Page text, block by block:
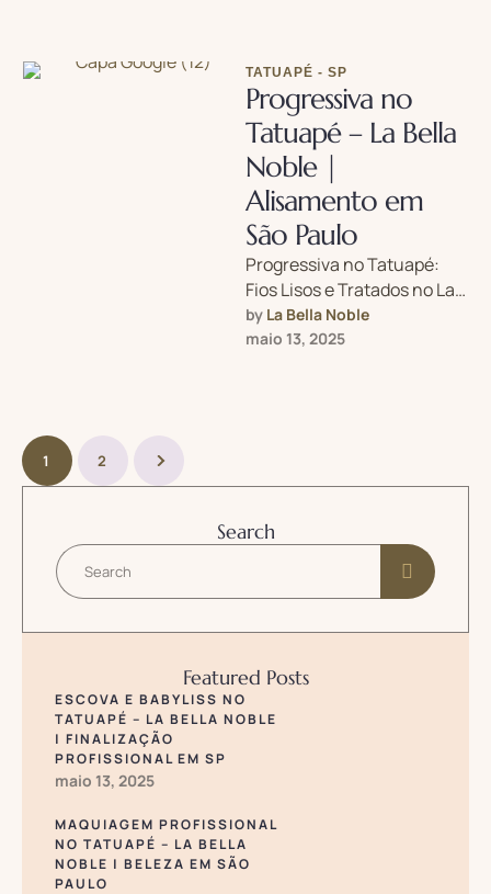
TATUAPÉ - SP
Progressiva no
Tatuapé – La Bella
Noble |
Alisamento em
São Paulo
Progressiva no Tatuapé:
Fios Lisos e Tratados no La
Bella Noble Cansada do
frizz e do volume
by La Bella Noble
maio 13, 2025
1 2
Search
Featured Posts
ESCOVA E BABYLISS NO
TATUAPÉ – LA BELLA NOBLE
| FINALIZAÇÃO
PROFISSIONAL EM SP
maio 13, 2025
MAQUIAGEM PROFISSIONAL
NO TATUAPÉ – LA BELLA
NOBLE | BELEZA EM SÃO
PAULO